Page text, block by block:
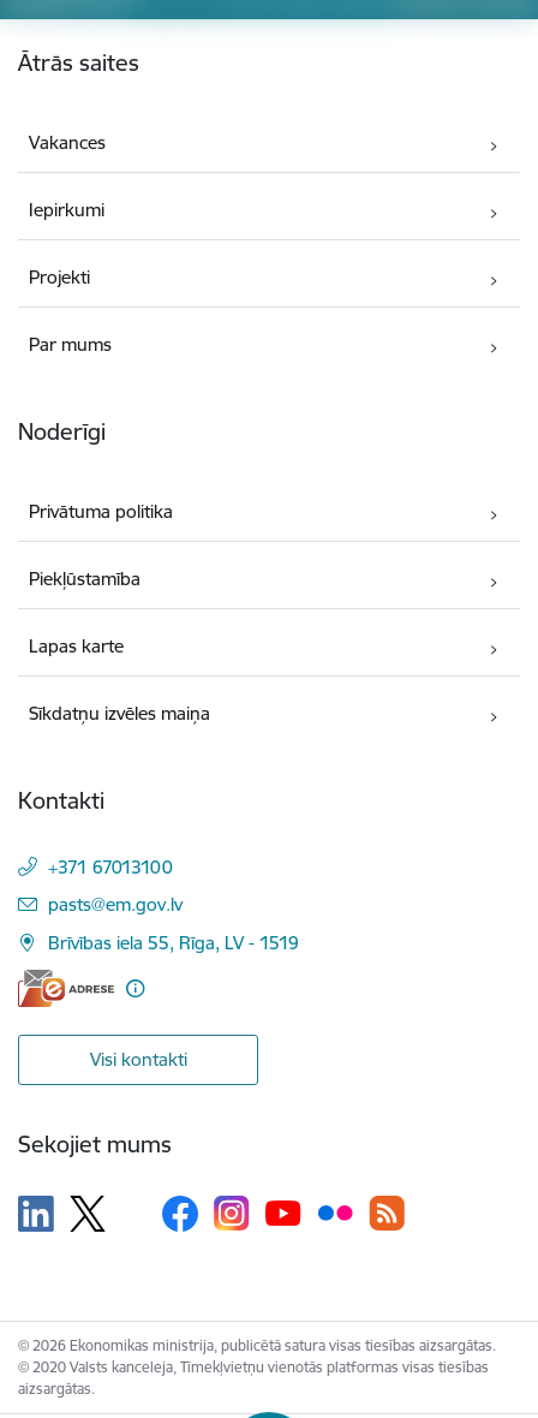
Kājene
Ātrās saites
Vakances
Iepirkumi
Projekti
Par mums
Noderīgi
Privātuma politika
Piekļūstamība
Lapas karte
Sīkdatņu izvēles maiņa
Kontakti
+371 67013100
E-pasts:
pasts@em.gov.lv
Brīvības iela 55, Rīga, LV - 1519
Visi kontakti
Sekojiet mums
© 2026 Ekonomikas ministrija, publicētā satura visas tiesības aizsargātas.
© 2020 Valsts kanceleja, Tīmekļvietņu vienotās platformas visas tiesības
aizsargātas.